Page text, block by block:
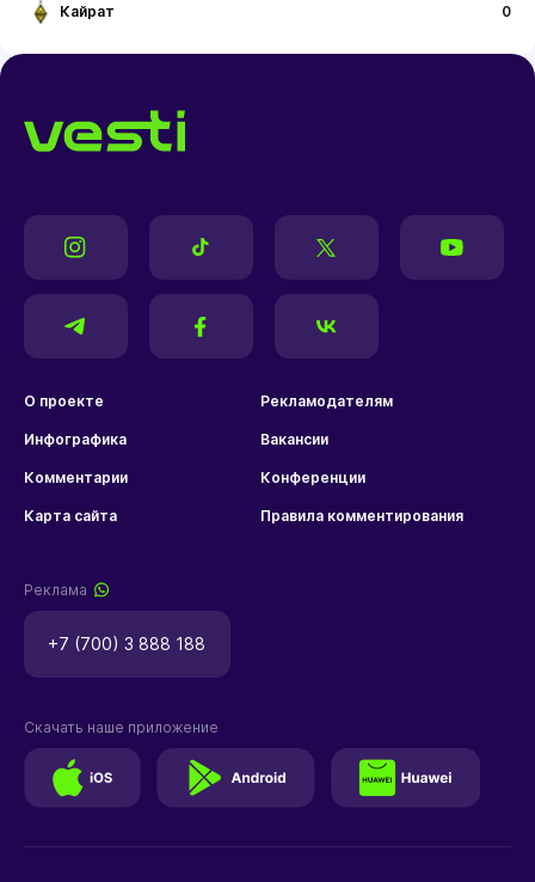
Кайрат 0
О проекте Рекламодателям
Инфографика Вакансии
Комментарии Конференции
Карта сайта Правила комментирования
Реклама
+7 (700) 3 888 188
Скачать наше приложение